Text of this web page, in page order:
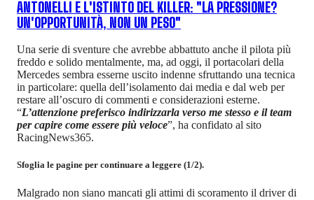
ANTONELLI E L'ISTINTO DEL KILLER: "LA PRESSIONE?
UN'OPPORTUNITÀ, NON UN PESO"
Una serie di sventure che avrebbe abbattuto anche il pilota più
freddo e solido mentalmente, ma, ad oggi, il portacolari della
Mercedes sembra esserne uscito indenne sfruttando una tecnica
in particolare: quella dell’isolamento dai media e dal web per
restare all’oscuro di commenti e considerazioni esterne.
“L’attenzione preferisco indirizzarla verso me stesso e il team
per capire come essere più veloce”, ha confidato al sito
RacingNews365.
Sfoglia le pagine per continuare a leggere (1/2).
Malgrado non siano mancati gli attimi di scoramento il driver di